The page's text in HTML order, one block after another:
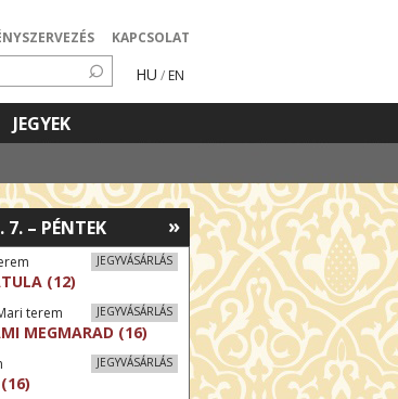
KAPCSOLAT
HU / EN
JEGYEK
»
7. – PÉNTEK
JEGYVÁSÁRLÁS
(12)
JEGYVÁSÁRLÁS
terem
MEGMARAD (16)
JEGYVÁSÁRLÁS